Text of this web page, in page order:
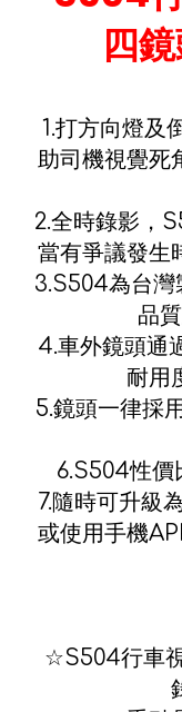
四
1.打方向燈及
助司機視覺死
2.全時錄影，
當有爭議發生
3.S504為台灣
品
4.車外鏡頭通
耐用
5.鏡頭一律採
6.S504性價
7.隨時可升級
或使用手機
☆S504行車